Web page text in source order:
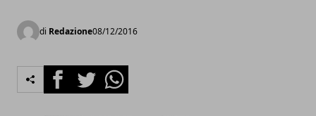
di Redazione08/12/2016
FacebookTwitterWhatsapp